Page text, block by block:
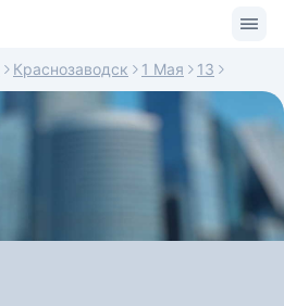
Краснозаводск 1 Мая 13